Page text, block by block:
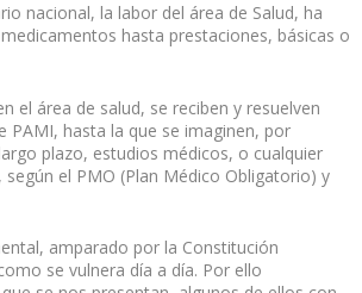
nacional, la labor del área de Salud, ha
hasta prestaciones, básicas o
el área de salud, se reciben y resuelven
PAMI, hasta la que se imaginen, por
plazo, estudios médicos, o cualquier
el PMO (Plan Médico Obligatorio) y
amparado por la Constitución
se vulnera día a día. Por ello